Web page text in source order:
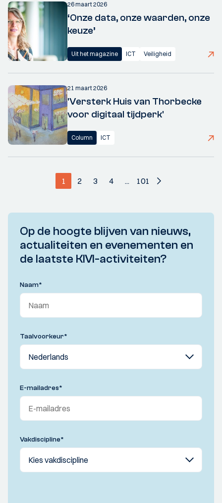
26 maart 2026
‘Onze data, onze waarden, onze
keuze’
Uit het magazine ICT Veiligheid
21 maart 2026
'Versterk Huis van Thorbecke
voor digitaal tijdperk'
Column ICT
1 2 3 4 ... 101
Op de hoogte blijven van nieuws,
actualiteiten en evenementen en
de laatste KIVI-activiteiten?
Naam*
Taalvoorkeur*
E-mailadres*
Vakdiscipline*